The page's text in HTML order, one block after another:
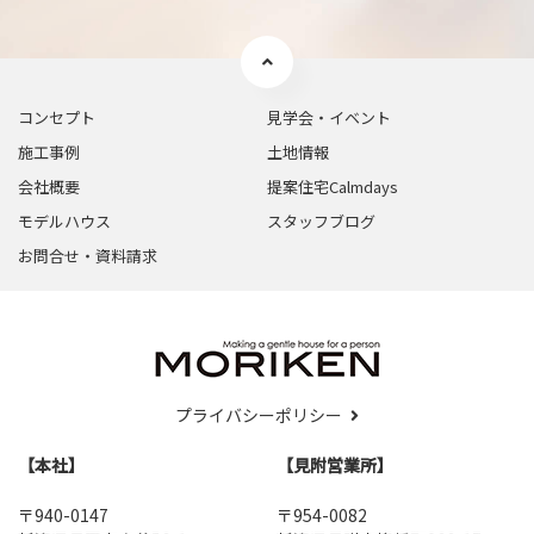
コンセプト
見学会・イベント
施工事例
土地情報
会社概要
提案住宅Calmdays
モデルハウス
スタッフブログ
お問合せ・資料請求
プライバシーポリシー
【本社】
〒940-0147
【見附営業所】
〒954-0082